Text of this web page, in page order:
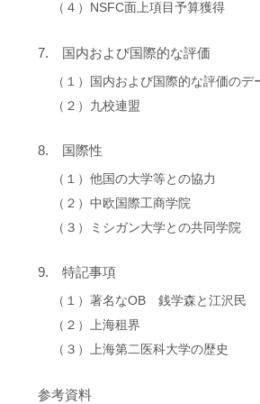
（４）NSFC面上項目予算獲得
7. 国内および国際的な評価
（１）国内および国際的な評価のデ
（２）九校連盟
8. 国際性
（１）他国の大学等との協力
（２）中欧国際工商学院
（３）ミシガン大学との共同学院
9. 特記事項
（１）著名なOB 銭学森と江沢民
（２）上海租界
（３）上海第二医科大学の歴史
参考資料